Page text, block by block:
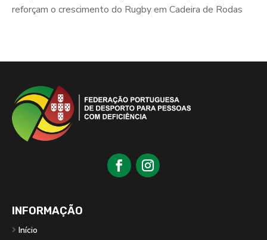
reforçam o crescimento do Rugby em Cadeira de Rodas
INFORMAÇÃO
Início